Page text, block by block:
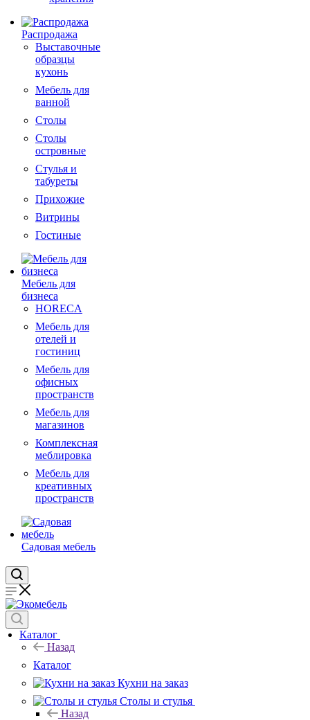
Распродажа
Выставочные
образцы
кухонь
Мебель для
ванной
Столы
Столы
островные
Стулья и
табуреты
Прихожие
Витрины
Гостиные
Мебель для
бизнеса
HORECA
Мебель для
отелей и
гостиниц
Мебель для
офисных
пространств
Мебель для
магазинов
Комплексная
меблировка
Мебель для
креативных
пространств
Садовая мебель
Каталог
Назад
Каталог
Кухни на заказ
Столы и стулья
Назад